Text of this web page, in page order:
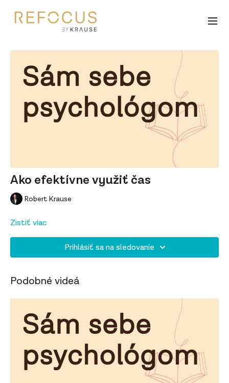
Ako efektívne využiť čas
Robert Krause
Zistiť viac
Prihlásiť sa na sledovanie
Podobné videá